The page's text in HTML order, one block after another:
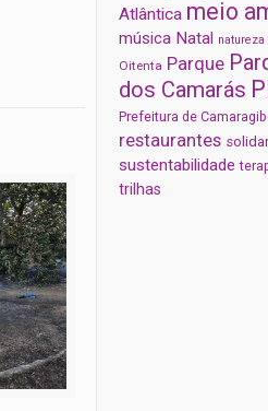
Atlântica meio
música Natal natureza
Oitenta Parque
dos Camarás
Prefeitura de
restaurantes
sustentabilidade
trilhas